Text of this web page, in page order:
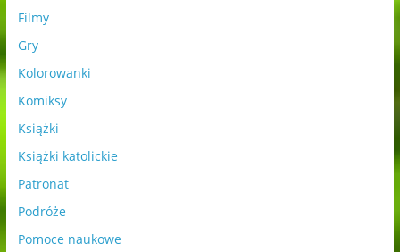
Filmy
Gry
Kolorowanki
Komiksy
Książki
Książki katolickie
Patronat
Podróże
Pomoce naukowe